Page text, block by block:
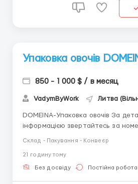
Упаковка овочів
850 - 1 000 $ / в месяц
VadymByWork Литва
DOMEINA-Упаковка овочів За детальною
інформацією звертайтесь за
Kareivonys (70 км від Вільнюса)
️Безкоштовне житло ‼️Можна
час. Не сезонна робота Організовано виїзд зі Львова
Склад - Пакування - Конвеєр
21 годину тому
Без досвіду Постійна робота